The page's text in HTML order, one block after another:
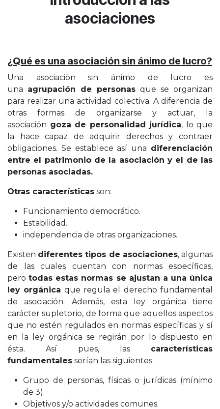
asociaciones
¿Qué es una asociación sin ánimo de lucro?
Una asociación sin ánimo de lucro es
una agrupación de personasque se organizan
para realizar una actividad colectiva. A diferencia de
otras formas de organizarse y actuar, la
asociación goza de personalidad jurídica, lo que
la hace capaz de adquirir derechos y contraer
obligaciones. Se establece así una diferenciación
entre el patrimonio de la asociación y el de las
personas asociadas.
Otras características son:
Funcionamiento democrático.
Estabilidad.
independencia de otras organizaciones.
Existen diferentes tipos de asociaciones, algunas
de las cuales cuentan con normas específicas,
perotodas estas normas se ajustan a una única
ley orgánica que regula el derecho fundamental
de asociación. Además, esta ley orgánica tiene
carácter supletorio, de forma que aquellos aspectos
que no estén regulados en normas específicas y sí
en la ley orgánica se regirán por lo dispuesto en
ésta. Así pues, las características
fundamentales serían las siguientes:
Grupo de personas, físicas o jurídicas (mínimo
de 3).
Objetivos y/o actividades comunes.